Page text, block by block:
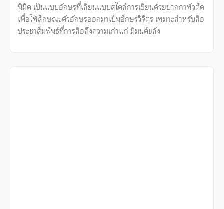
นิมิต เป็นแบบอักษรที่เลียนแบบสไตล์การเขียนด้วยปากกาหัวตัด
เพื่อให้ลักษณะตัวอักษรออกมาเป็นอักษรวิจิตร เหมาะสำหรับสื่อ
ประชาสัมพันธ์ที่การสื่อถึงความเก่าแก่ มีมนต์ขลัง